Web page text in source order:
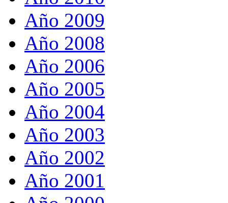
Año 2009
Año 2008
Año 2006
Año 2005
Año 2004
Año 2003
Año 2002
Año 2001